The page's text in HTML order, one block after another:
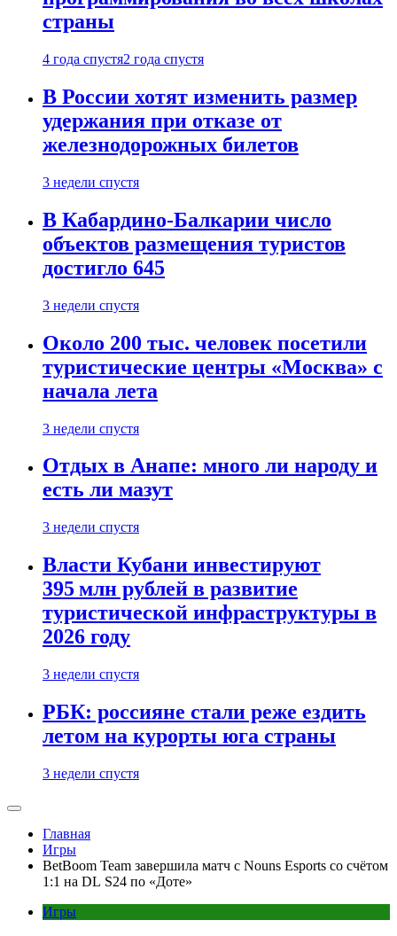
страны
4 года спустя2 года спустя
В России хотят изменить размер
удержания при отказе от
железнодорожных билетов
3 недели спустя
В Кабардино-Балкарии число
объектов размещения туристов
достигло 645
3 недели спустя
Около 200 тыс. человек посетили
туристические центры «Москва» с
начала лета
3 недели спустя
Отдых в Анапе: много ли народу и
есть ли мазут
3 недели спустя
Власти Кубани инвестируют
395 млн рублей в развитие
туристической инфраструктуры в
2026 году
3 недели спустя
РБК: россияне стали реже ездить
летом на курорты юга страны
3 недели спустя
Главная
Игры
BetBoom Team завершила матч с Nouns Esports со счётом
1:1 на DL S24 по «Доте»
Игры